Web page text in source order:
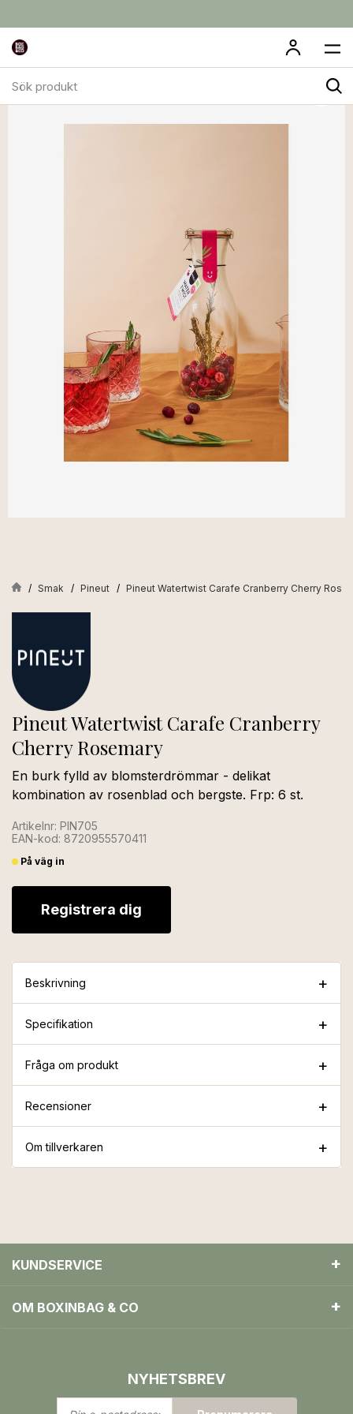
produkt
Smak Pineut Pineut Watertwist Carafe Cranberry Cherry
Pineut Watertwist Carafe Cranberry
Cherry Rosemary
En burk fylld av blomsterdrömmar - delikat
kombination av rosenblad och bergste. Frp: 6 st.
Artikelnr: PIN705
EAN-kod: 8720955570411
På väg in
Registrera dig
Beskrivning
Specifikation
Fråga om produkt
Recensioner
Om tillverkaren
KUNDSERVICE
OM BOXINBAG & CO
NYHETSBREV
Din